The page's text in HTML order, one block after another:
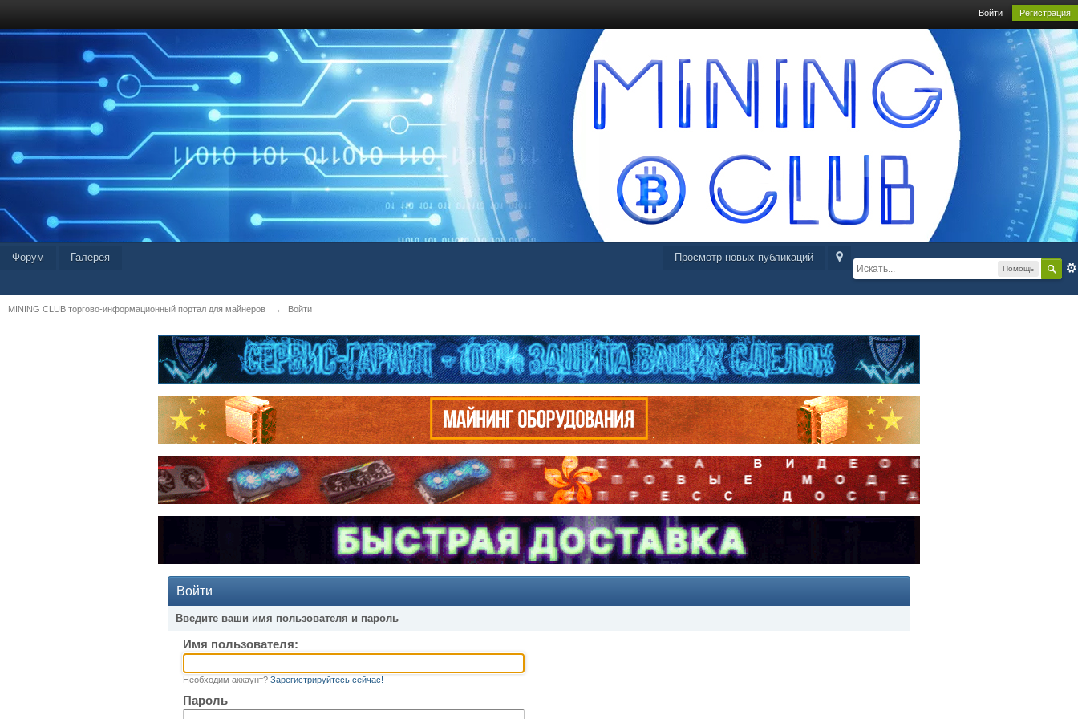
Войти Регистрация
Помощь
Просмотр новых публикаций
Форум Галерея
MINING CLUB торгово-информационный портал для майнеров → Войти
Войти
Введите ваши имя пользователя и пароль
Имя пользователя:
Необходим аккаунт? Зарегистрируйтесь сейчас!
Пароль